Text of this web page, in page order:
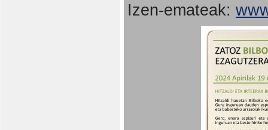
Izen-emateak: